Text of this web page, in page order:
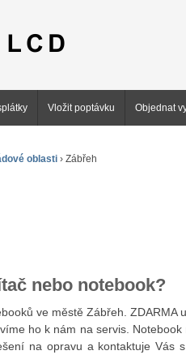
Vložit poptávku Objednat
oblasti › Zábřeh
nebo notebook?
ve městě Zábřeh. ZDARMA
ho k nám na servis.
na opravu a kontaktuje Vás